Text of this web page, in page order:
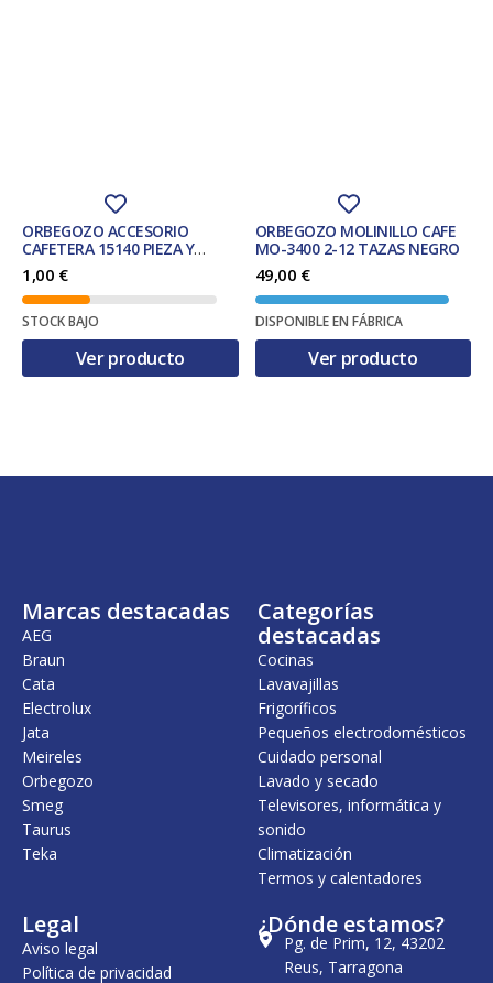
ORBEGOZO ACCESORIO
CAFETERA 15140 PIEZA Y
ACCESORIO PARA CAFETERA
1,00 €
STOCK BAJO
Ver producto
ORBEGOZO MOLINILLO CAFE
MO-3400 2-12 TAZAS NEGRO
49,00 €
DISPONIBLE EN FÁBRICA
Ver producto
Marcas destacadas
AEG
Braun
Cata
Electrolux
Jata
Meireles
Orbegozo
Smeg
Taurus
Teka
Categorías
destacadas
Cocinas
Lavavajillas
Frigoríficos
Pequeños electrodomésticos
Cuidado personal
Lavado y secado
Televisores, informática y
sonido
Climatización
Termos y calentadores
Legal
Aviso legal
Política de privacidad
¿Dónde estamos?
Pg. de Prim, 12, 43202
Reus, Tarragona